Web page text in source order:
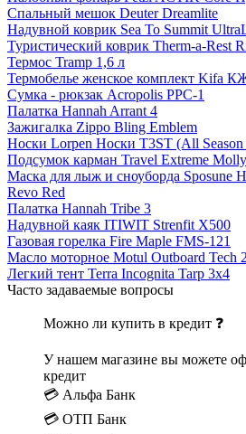
Спальный мешок Deuter Dreamlite
Надувной коврик Sea To Summit
Туристический коврик Therm-a-Rest
Термос Tramp 1,6 л
Термобелье женское комплект Kifa
Сумка - рюкзак Acropolis РРС-1
Палатка Hannah Arrant 4
Зажигалка Zippo Bling Emblem
Носки Lorpen Носки T3ST (All Season
Подсумок карман Travel Extreme
Маска для лыж и сноуборда Sposune
Revo Red
Палатка Hannah Tribe 3
Надувной каяк ITIWIT Strenfit X500
Газовая горелка Fire Maple FMS-121
Масло моторное Motul Outboard Tech
Легкий тент Terra Incognita Tarp 3x4
Часто задаваемые вопросы
Можно ли купить в кредит ❓
У нашем магазине вы можете
кредит
💳 Альфа Банк
💳 ОТП Банк